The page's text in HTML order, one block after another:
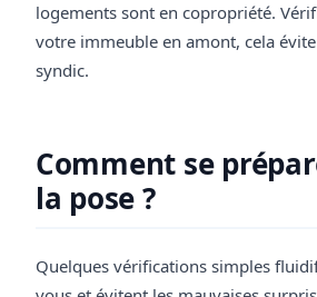
logements sont en copropriété.
votre immeuble en amont, cela
syndic.
Comment se
la pose ?
Quelques vérifications simples